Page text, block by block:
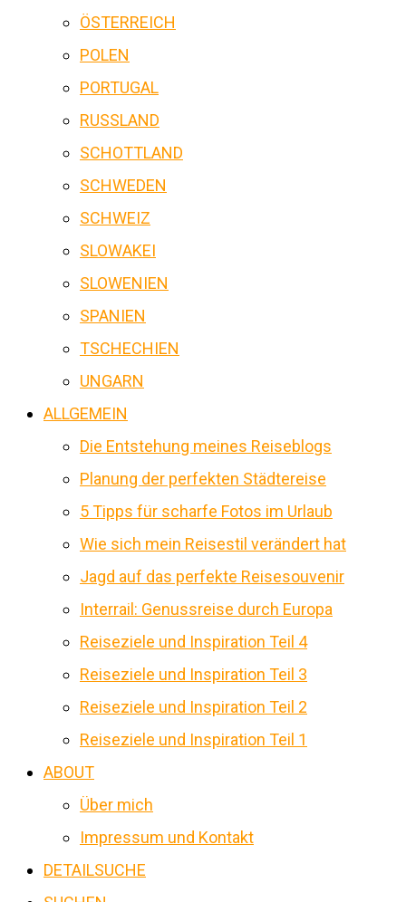
ÖSTERREICH
POLEN
PORTUGAL
RUSSLAND
SCHOTTLAND
SCHWEDEN
SCHWEIZ
SLOWAKEI
SLOWENIEN
SPANIEN
TSCHECHIEN
UNGARN
ALLGEMEIN
Die Entstehung meines Reiseblogs
Planung der perfekten Städtereise
5 Tipps für scharfe Fotos im Urlaub
Wie sich mein Reisestil verändert hat
Jagd auf das perfekte Reisesouvenir
Interrail: Genussreise durch Europa
Reiseziele und Inspiration Teil 4
Reiseziele und Inspiration Teil 3
Reiseziele und Inspiration Teil 2
Reiseziele und Inspiration Teil 1
ABOUT
Über mich
Impressum und Kontakt
DETAILSUCHE